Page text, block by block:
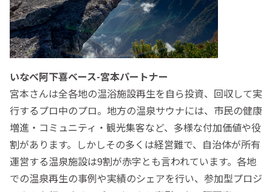
いなべ阿下喜ベース-宮本パートナー
宮本さんは全各地の温浴施設再生を自ら投資、回収して実
行するプロ中のプロ。地方の温泉サウナには、市民の健康
増進・コミュニティ・観光集客など、多様な付加価値や役
割があります。しかしその多くは経営難で、自治体が所有
運営する温泉施設は9割が赤字とも言われています。各地
での温泉再生の事例や実績のシェアを行い、参加型プロジ